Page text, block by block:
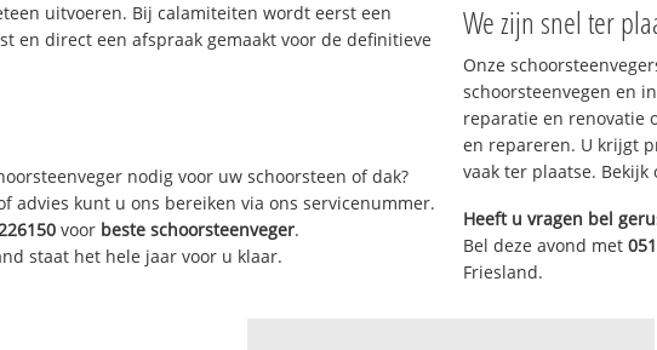
uitvoeren. Bij calamiteiten wordt eerst een
en direct een afspraak gemaakt voor de definitieve
nodig voor uw schoorsteen of dak?
advies kunt u ons bereiken via ons servicenummer.
voor beste schoorsteenveger.
staat het hele jaar voor u klaar.
We zijn snel ter
Onze
schoorsteenvegen en
reparatie en renovatie
en repareren. U krijgt
vaak ter plaatse. Bekijk
Heeft u vragen bel
Bel deze avond met
Friesland.